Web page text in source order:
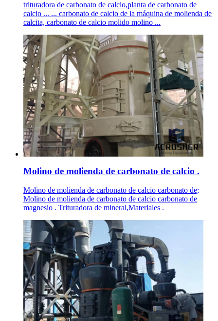
trituradora de carbonato de calcio,planta de carbonato de
calcio ... ... carbonato de calcio de la máquina de molienda de
calcita, carbonato de calcio molido molino ...
Molino de molienda de carbonato de calcio .
Molino de molienda de carbonato de calcio carbonato de;
Molino de molienda de carbonato de calcio carbonato de
magnesio . Trituradora de mineral,Materiales .